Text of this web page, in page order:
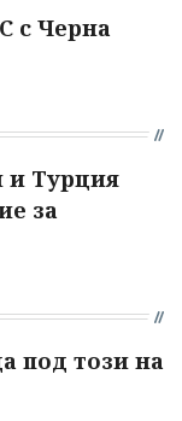
с Черна
и Турция
за
под този на